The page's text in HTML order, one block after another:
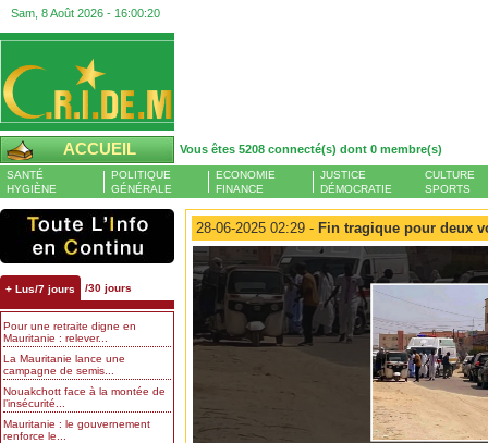
Sam, 8 Août 2026 - 16:00:21
ACCUEIL Vous êtes 5208 connecté(s) dont 0 membre(s)
SANTÉ
HYGIÈNE
POLITIQUE
GÉNÉRALE
ECONOMIE
FINANCE
JUSTICE
DÉMOCRATIE
CULTURE
SPORTS
+ Lus/7 jours /30 jours
Pour une retraite digne en
Mauritanie : relever...
La Mauritanie lance une
campagne de semis...
Nouakchott face à la montée de
l’insécurité...
Mauritanie : le gouvernement
renforce le...
28-06-2025 02:29 - Fin tragique pour deux